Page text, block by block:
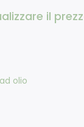
il
olio